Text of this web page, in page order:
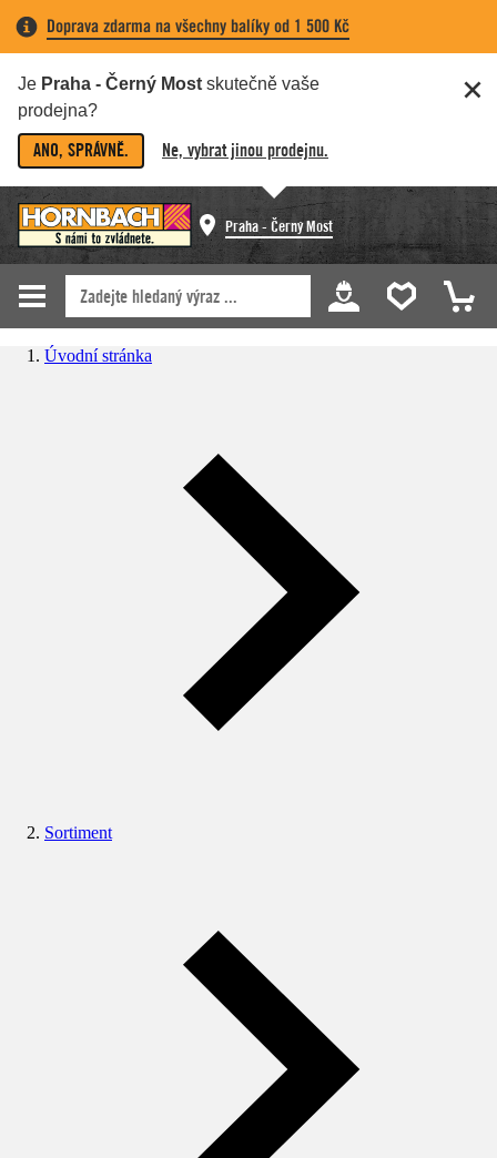
Doprava zdarma na všechny balíky od 1 500 Kč
Je Praha - Černý Most skutečně vaše
prodejna?
ANO, SPRÁVNĚ. Ne, vybrat jinou prodejnu.
Praha - Černý Most
Úvodní stránka
Sortiment